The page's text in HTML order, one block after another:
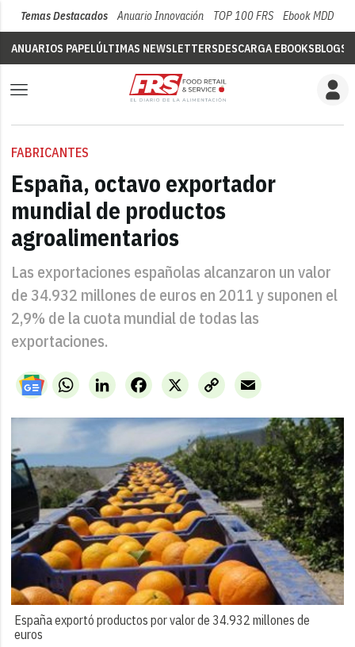
Temas Destacados Anuario Innovación TOP 100 FRS Ebook MDD
ANUARIOS PAPELÚLTIMAS NEWSLETTERSDESCARGA EBOOKSBLOGS
FABRICANTES
España, octavo exportador
mundial de productos
agroalimentarios
Las exportaciones españolas alcanzaron un valor
de 34.932 millones de euros en 2011 y suponen el
2,9% de la cuota mundial de todas las
exportaciones.
WhatsAppLinkedIn X
Facebook
Copy
Link
Email
España exportó productos por valor de 34.932 millones de
euros